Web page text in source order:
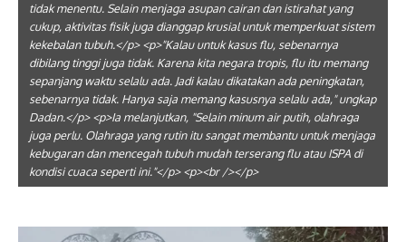
tidak menentu. Selain menjaga asupan cairan dan istirahat yang
cukup, aktivitas fisik juga dianggap krusial untuk memperkuat sistem
kekebalan tubuh.</p> <p>"Kalau untuk kasus flu, sebenarnya
dibilang tinggi juga tidak. Karena kita negara tropis, flu itu memang
sepanjang waktu selalu ada. Jadi kalau dikatakan ada peningkatan,
sebenarnya tidak. Hanya saja memang kasusnya selalu ada," ungkap
Dadan.</p> <p>Ia melanjutkan, "Selain minum air putih, olahraga
juga perlu. Olahraga yang rutin itu sangat membantu untuk menjaga
kebugaran dan mencegah tubuh mudah terserang flu atau ISPA di
kondisi cuaca seperti ini."</p> <p><br /></p>